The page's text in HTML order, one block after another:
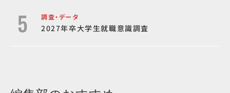
調査・データ
2027年卒大学生就職意識調査